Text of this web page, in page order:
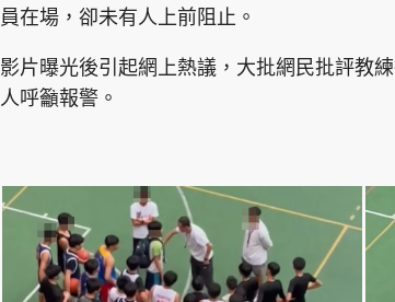
員在場，卻未有人上前阻止。
影片曝光後引起網上熱議，大批網民批評教
人呼籲報警。